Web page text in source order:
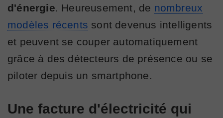
d'énergie. Heureusement, de nombreux
modèles récents sont devenus intelligents
et peuvent se couper automatiquement
grâce à des détecteurs de présence ou se
piloter depuis un smartphone.
Une facture d'électricité qui